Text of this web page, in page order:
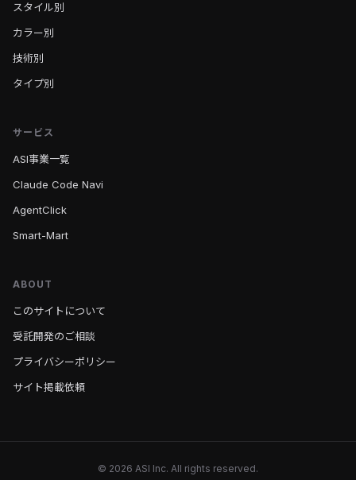
スタイル別
カラー別
技術別
タイプ別
サービス
ASI事業一覧
Claude Code Navi
AgentClick
Smart-Mart
ABOUT
このサイトについて
受託開発のご相談
プライバシーポリシー
サイト掲載依頼
© 2026 ASI Inc. All rights reserved.